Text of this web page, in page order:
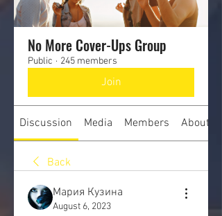
No More Cover-Ups Group
Public · 245 members
Join
Discussion Media Members About
Back
Мария Кузина
August 6, 2023